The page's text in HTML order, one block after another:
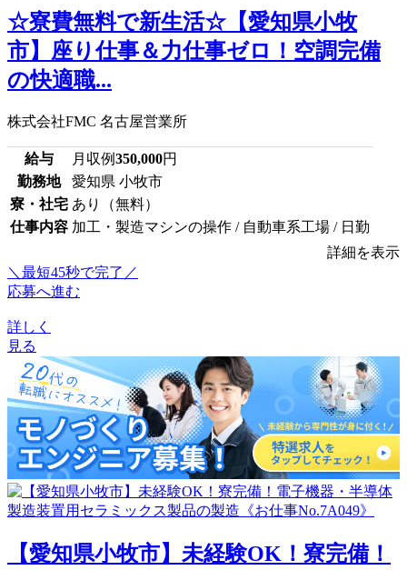
☆寮費無料で新生活☆【愛知県小牧
市】座り仕事＆力仕事ゼロ！空調完備
の快適職...
株式会社FMC 名古屋営業所
給与 月収例350,000円
勤務地
愛知県 小牧市
寮・社宅 あり（無料）
仕事内容 加工・製造マシンの操作 / 自動車系工場 / 日勤
詳細を表示
＼最短45秒で完了／
応募へ進む
詳しく
見る
【愛知県小牧市】未経験OK！寮完備！